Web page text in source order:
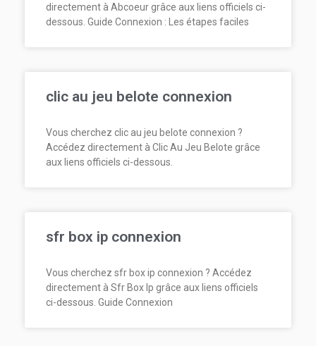
directement à Abcoeur grâce aux liens officiels ci-
dessous. Guide Connexion : Les étapes faciles
clic au jeu belote connexion
Vous cherchez clic au jeu belote connexion ?
Accédez directement à Clic Au Jeu Belote grâce
aux liens officiels ci-dessous.
sfr box ip connexion
Vous cherchez sfr box ip connexion ? Accédez
directement à Sfr Box Ip grâce aux liens officiels
ci-dessous. Guide Connexion